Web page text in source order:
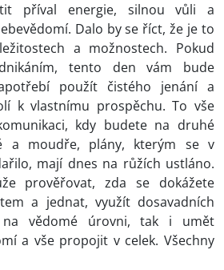
příval energie, silnou vůli a
Dalo by se říct, že je to
a možnostech. Pokud
tento den vám bude
použít čistého jenání a
k vlastnímu prospěchu. To vše
kdy budete na druhé
a moudře, plány, kterým se v
mají dnes na růžích ustláno.
prověřovat, zda se dokážete
a jednat, využít dosavadních
vědomé úrovni, tak i umět
a vše propojit v celek. Všechny